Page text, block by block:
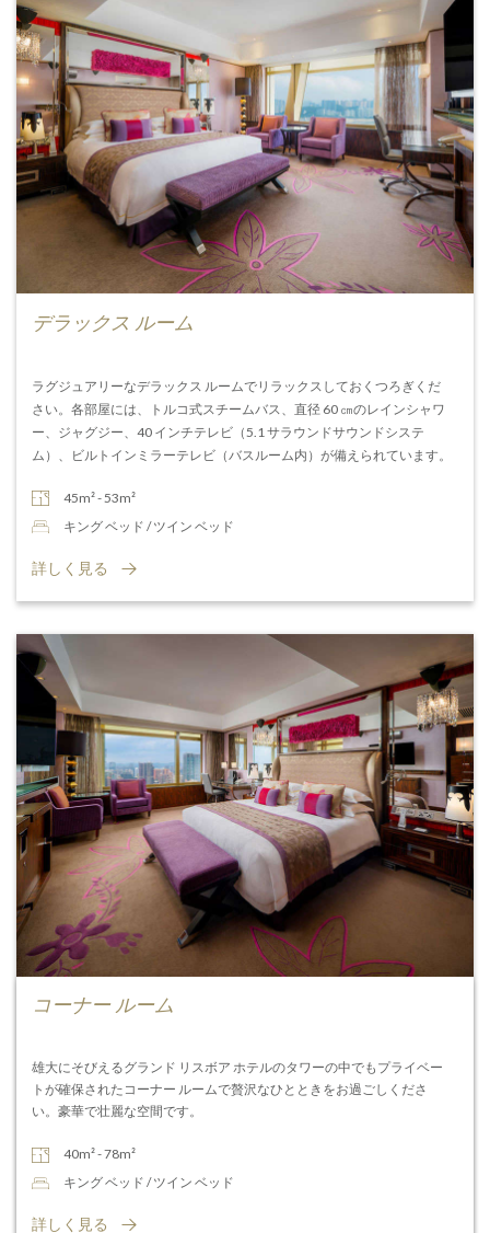
デラックス ルーム
ラグジュアリーなデラックス ルームでリラックスしておくつろぎくだ
さい。各部屋には、トルコ式スチームバス、直径 60 ㎝のレインシャワ
ー、ジャグジー、40 インチテレビ（5.1 サラウンドサウンドシステ
ム）、ビルトインミラーテレビ（バスルーム内）が備えられています。
45m² - 53m²
キング ベッド / ツイン ベッド
詳しく見る
コーナー ルーム
雄大にそびえるグランド リスボア ホテルのタワーの中でもプライベー
トが確保されたコーナー ルームで贅沢なひとときをお過ごしくださ
い。豪華で壮麗な空間です。
40m² - 78m²
キング ベッド / ツイン ベッド
詳しく見る